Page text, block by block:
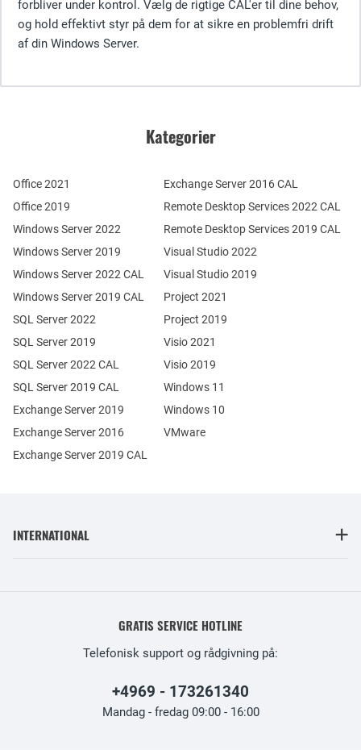
forbliver under kontrol. Vælg de rigtige CAL'er til dine behov,
og hold effektivt styr på dem for at sikre en problemfri drift
af din Windows Server.
Kategorier
Office 2021
Office 2019
Windows Server 2022
Windows Server 2019
Exchange Server 2019
Exchange Server 2016
SQL Server 2022
SQL Server 2019
Windows Server 2022 CAL
Windows Server 2019 CAL
SQL Server 2022 CAL
SQL Server 2019 CAL
Remote Desktop Services 2022 CAL
Remote Desktop Services 2019 CAL
Exchange Server 2019 CAL
Exchange Server 2016 CAL
Visual Studio 2022
Visual Studio 2019
Project 2021
Project 2019
Visio 2021
Visio 2019
Windows 11
Windows 10
VMware
INTERNATIONAL
GRATIS SERVICE HOTLINE
Telefonisk support og rådgivning på:
+4969 - 173261340
Mandag - fredag 09:00 - 16:00